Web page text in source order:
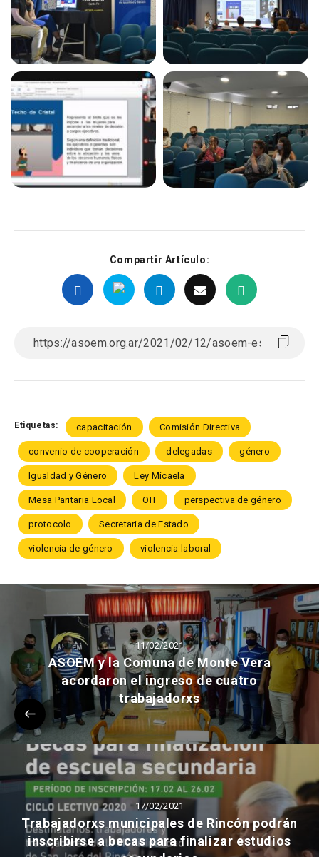
Compartir Artículo:
Etiquetas: capacitación Comisión Directiva
convenio de cooperación delegadas género
Igualdad y Género Ley Micaela
Mesa Paritaria Local OIT perspectiva de género
protocolo Secretaria de Estado
violencia de género violencia laboral
11/02/2021
ASOEM y la Comuna de Monte Vera
acordaron el ingreso de cuatro
trabajadorxs
17/02/2021
Trabajadorxs municipales de Rincón podrán
inscribirse a becas para finalizar estudios